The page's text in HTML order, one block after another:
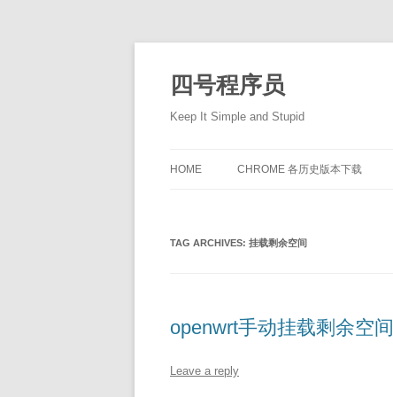
content
四号程序员
Keep It Simple and Stupid
HOME CHROME 各历史版本下载
TAG ARCHIVES: 挂载剩余空间
openwrt手动挂载剩余空间
Leave a reply